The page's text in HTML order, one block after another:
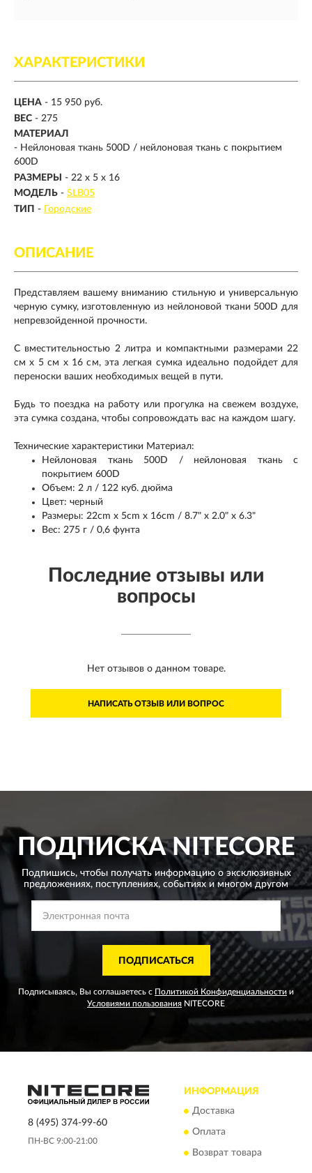
ХАРАКТЕРИСТИКИ
ЦЕНА - 15 950 руб.
ВЕС - 275
МАТЕРИАЛ
- Нейлоновая ткань 500D / нейлоновая ткань с покрытием
600D
РАЗМЕРЫ
- 22 х 5 х 16
МОДЕЛЬ - SLB05
ТИП - Городские
ОПИСАНИЕ
Представляем вашему вниманию стильную и универсальную
черную сумку, изготовленную из нейлоновой ткани 500D для
непревзойденной прочности.
С вместительностью 2 литра и компактными размерами 22
см x 5 см x 16 см, эта легкая сумка идеально подойдет для
переноски ваших необходимых вещей в пути.
Будь то поездка на работу или прогулка на свежем воздухе,
эта сумка создана, чтобы сопровождать вас на каждом шагу.
Технические характеристики Материал:
Нейлоновая ткань 500D / нейлоновая ткань с
покрытием 600D
Объем: 2 л / 122 куб. дюйма
Цвет: черный
Размеры: 22cm x 5cm x 16cm / 8.7" x 2.0" x 6.3"
Вес: 275 г / 0,6 фунта
Последние отзывы или
вопросы
Нет отзывов о данном товаре.
НАПИСАТЬ ОТЗЫВ ИЛИ ВОПРОС
ПОДПИСКАNITECORE
Подпишись, чтобы получать информацию о эксклюзивных
предложениях, поступлениях, событиях и многом другом
ПОДПИСАТЬСЯ
Подписываясь, Вы соглашаетесь с Политикой Конфиденциальности и
Условиями пользования NITECORE
8 (495) 374-99-60
ПН-ВС 9:00-21:00
ИНФОРМАЦИЯ
Доставка
Оплата
Возврат товара